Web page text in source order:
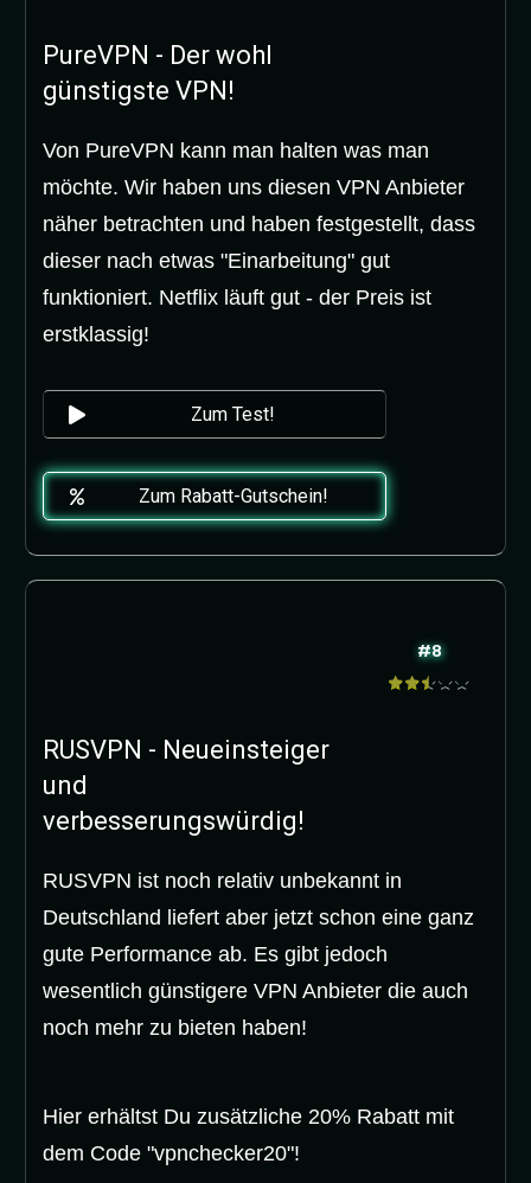
PureVPN - Der wohl
günstigste VPN!
Von PureVPN kann man halten was man
möchte. Wir haben uns diesen VPN Anbieter
näher betrachten und haben festgestellt, dass
dieser nach etwas "Einarbeitung" gut
funktioniert. Netflix läuft gut - der Preis ist
erstklassig!
Zum Test!
Zum Rabatt-Gutschein!
#8
RUSVPN - Neueinsteiger
und
verbesserungswürdig!
RUSVPN ist noch relativ unbekannt in
Deutschland liefert aber jetzt schon eine ganz
gute Performance ab. Es gibt jedoch
wesentlich günstigere VPN Anbieter die auch
noch mehr zu bieten haben!
Hier erhältst Du zusätzliche 20% Rabatt mit
dem Code "vpnchecker20"!